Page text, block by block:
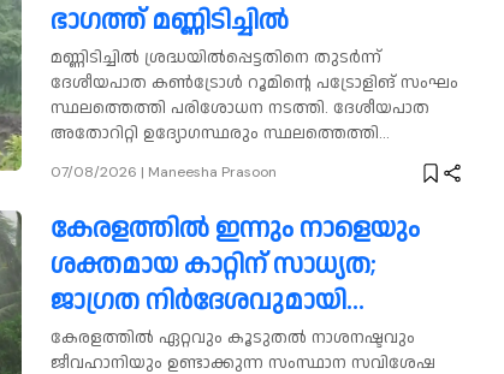
ഭാഗത്ത് മണ്ണിടിച്ചിൽ
മണ്ണിടിച്ചിൽ ശ്രദ്ധയിൽപ്പെട്ടതിനെ തുടർന്ന്
ദേശീയപാത കൺട്രോൾ റൂമിന്റെ പട്രോളിങ് സംഘം
സ്ഥലത്തെത്തി പരിശോധന നടത്തി. ദേശീയപാത
അതോറിറ്റി ഉദ്യോഗസ്ഥരും സ്ഥലത്തെത്തി
07/08/2026 | Maneesha Prasoon
കേരളത്തിൽ ഇന്നും നാളെയും
ശക്തമായ കാറ്റിന് സാധ്യത;
ജാഗ്രത നിർദേശവുമായി
കാലാവസ്ഥ വകുപ്പ്
കേരളത്തിൽ ഏറ്റവും കൂടുതൽ നാശനഷ്ടവും
ജീവഹാനിയും ഉണ്ടാക്കുന്ന സംസ്ഥാന സവിശേഷ